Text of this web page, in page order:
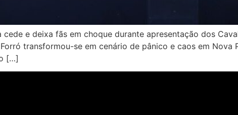
e deixa fãs em choque durante apresentação dos
transformou-se em cenário de pânico e caos em Nova
[…]